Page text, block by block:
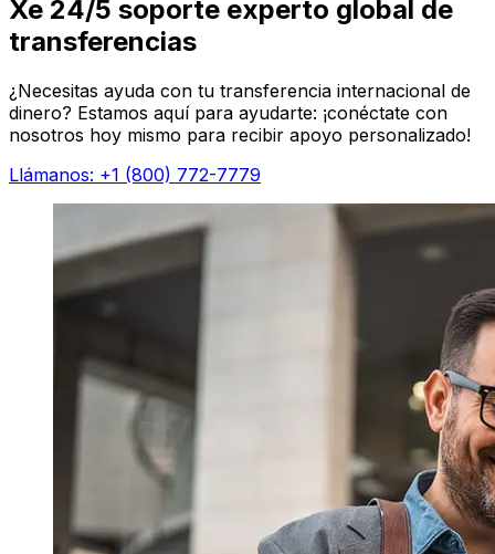
Xe 24/5 soporte experto global de
transferencias
¿Necesitas ayuda con tu transferencia internacional de
dinero? Estamos aquí para ayudarte: ¡conéctate con
nosotros hoy mismo para recibir apoyo personalizado!
Llámanos: +1 (800) 772-7779